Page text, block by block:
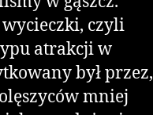
czyli
atrakcji w
był przez,
mniej